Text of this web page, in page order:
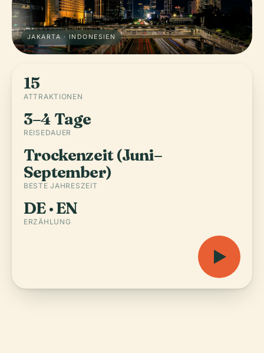
JAKARTA · INDONESIEN
15
ATTRAKTIONEN
3–4 Tage
REISEDAUER
Trockenzeit (Juni–
September)
BESTE JAHRESZEIT
DE · EN
ERZÄHLUNG